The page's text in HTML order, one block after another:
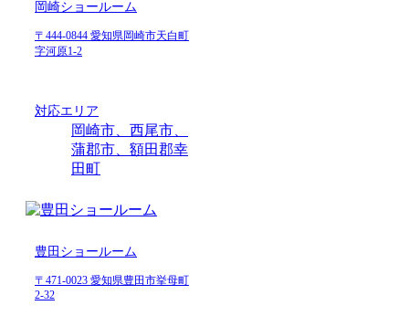
岡崎ショールーム
〒444-0844 愛知県岡崎市天白町
字河原1-2
対応エリア
岡崎市、西尾市、
蒲郡市、額田郡幸
田町
豊田ショールーム
〒471-0023 愛知県豊田市挙母町
2-32